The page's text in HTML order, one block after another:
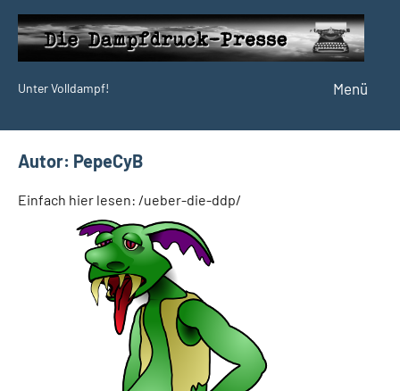
Zum
Inhalt
springen
Dampfdruck-
Presse
Unter Volldampf! Menü
Autor: PepeCyB
Einfach hier lesen: /ueber-die-ddp/